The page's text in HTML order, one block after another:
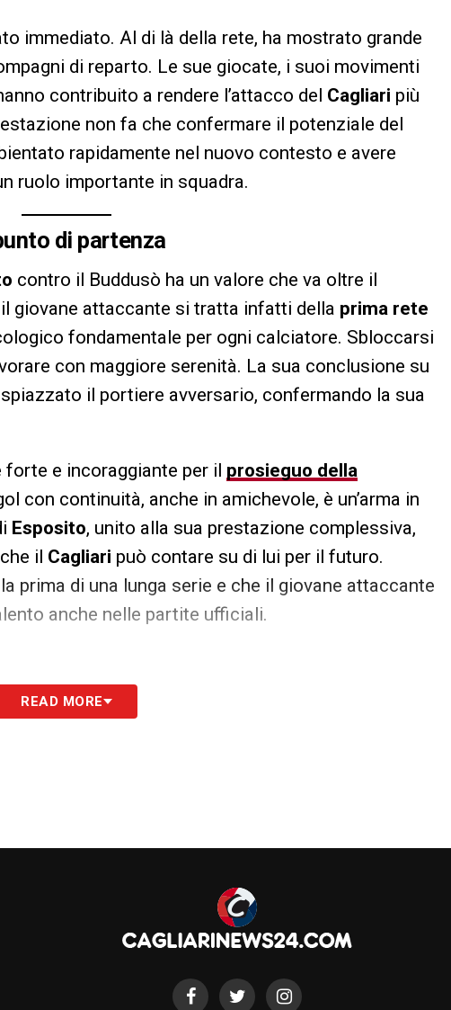
immediato. Al di là della rete, ha mostrato grande
di reparto. Le sue giocate, i suoi movimenti
contribuito a rendere l’attacco del Cagliari più
non fa che confermare il potenziale del
rapidamente nel nuovo contesto e avere
ruolo importante in squadra.
di partenza
contro il Buddusò ha un valore che va oltre il
giovane attaccante si tratta infatti della prima rete
fondamentale per ogni calciatore. Sbloccarsi
con maggiore serenità. La sua conclusione su
il portiere avversario, confermando la sua
forte e incoraggiante per il prosieguo della
con continuità, anche in amichevole, è un’arma in
Esposito, unito alla sua prestazione complessiva,
il Cagliari può contare su di lui per il futuro.
prima di una lunga serie e che il giovane attaccante
anche nelle partite ufficiali.
READ MORE